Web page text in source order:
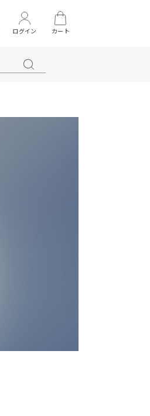
ログイン カート